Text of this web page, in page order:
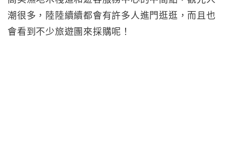
潮很多，陸陸續續都會有許多人進門逛逛，而且也
會看到不少旅遊團來採購呢！